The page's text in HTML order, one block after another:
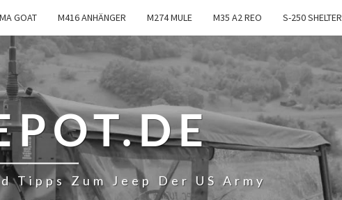
GOAT M416 ANHÄNGER M274 MULE M35 A2 REO S-250 SHELTER
Tipps Zum Jeep Der US Army